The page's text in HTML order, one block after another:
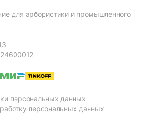
для арбористики и промышленного
персональных данных
персональных данных